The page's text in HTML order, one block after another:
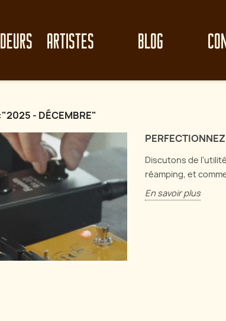
ARTISTES BLOG
up de
Analyse de circuit : Electro
- DÉCEMBRE"
Discutons de
réamping, et
En savoir plus